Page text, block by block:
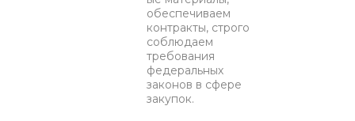
обеспечиваем
контракты, строго
соблюдаем
требования
федеральных
законов в сфере
закупок.